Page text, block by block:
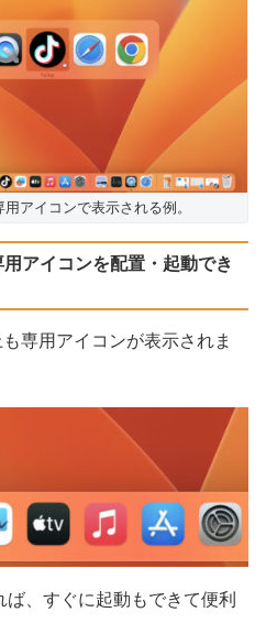
アイコンで表示される例。
アイコンを配置・起動でき
専用アイコンが表示されま
、すぐに起動もできて便利